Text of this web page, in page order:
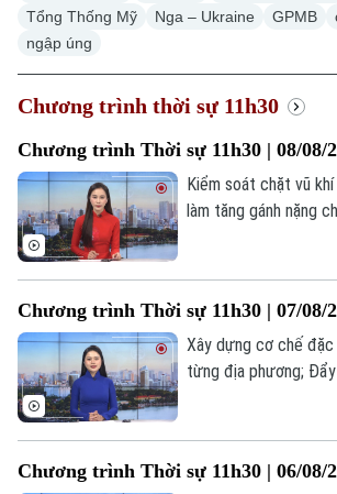
Tổng Thống Mỹ
Nga – Ukraine GPMB
ngập úng
Chương trình thời sự 11h30
Chương trình Thời sự 11h30 | 08/08/
Kiểm soát chặt vũ
làm tăng gánh nặng
dung đáng chú ý
nay.
Chương trình Thời sự 11h30 | 07/08/
Xây dựng cơ chế đặc
từng địa phương;
chú ý trong chương
Chương trình Thời sự 11h30 | 06/08/